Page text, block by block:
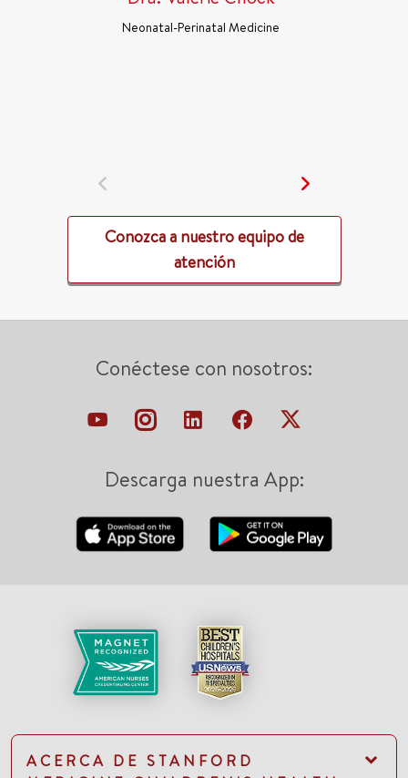
Neonatal-Perinatal Medicine
Conozca a nuestro equipo de
atención
Conéctese con nosotros:
Descarga nuestra App:
ACERCA DE STANFORD